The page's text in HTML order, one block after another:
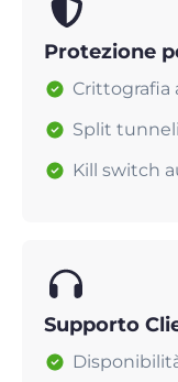
Protezione
Crittografia
Split
Kill switch
Supporto